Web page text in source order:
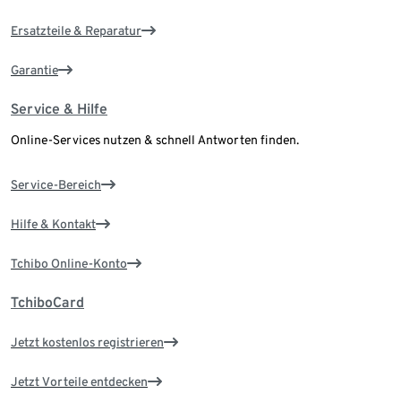
Ersatzteile & Reparatur
Garantie
Service & Hilfe
Online-Services nutzen & schnell Antworten finden.
Service-Bereich
Hilfe & Kontakt
Tchibo Online-Konto
TchiboCard
Jetzt kostenlos registrieren
Jetzt Vorteile entdecken